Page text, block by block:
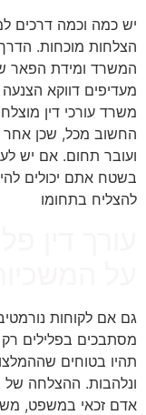
יש כמה וכמה דרכים
הצלחות מוכחות.
המשרד ומידת הפאר
מעדיפים דווקא
משרד עורכי דין
החשוב מכל, שכן אחר
ועובר תחום. אם יש
בשטח אתם יכולים
להצליח בתחומו
גם אם לקוחות
מסתבכים בפלילים רק
תהיו בטוחים
ונלהבות. ההצלחה של
אדם זכאי במשפט,